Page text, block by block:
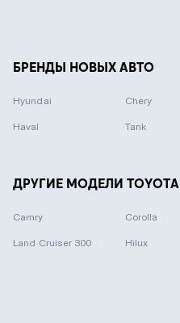
БРЕНДЫ НОВЫХ АВТО
Hyundai Chery
Haval Tank
ДРУГИЕ МОДЕЛИ TOYOTA
Camry Corolla
Land Cruiser 300 Hilux